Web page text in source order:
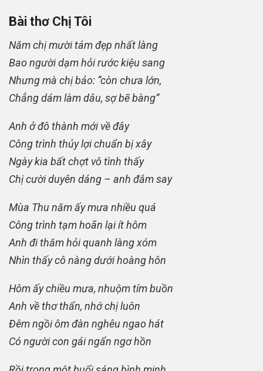
Bài thơ Chị Tôi
Năm chị mười tám đẹp nhất làng
Bao người dạm hỏi rước kiệu sang
Nhưng mà chị bảo: “còn chưa lớn,
Chẳng dám làm dâu, sợ bẽ bàng”
Anh ở đô thành mới về đây
Công trình thủy lợi chuẩn bị xây
Ngày kia bất chợt vô tình thấy
Chị cười duyên dáng – anh đắm say
Mùa Thu năm ấy mưa nhiều quá
Công trình tạm hoãn lại ít hôm
Anh đi thăm hỏi quanh làng xóm
Nhìn thấy cô nàng dưới hoàng hôn
Hôm ấy chiều mưa, nhuộm tím buồn
Anh về thơ thẩn, nhớ chị luôn
Đêm ngồi ôm đàn nghêu ngao hát
Có người con gái ngẩn ngơ hồn